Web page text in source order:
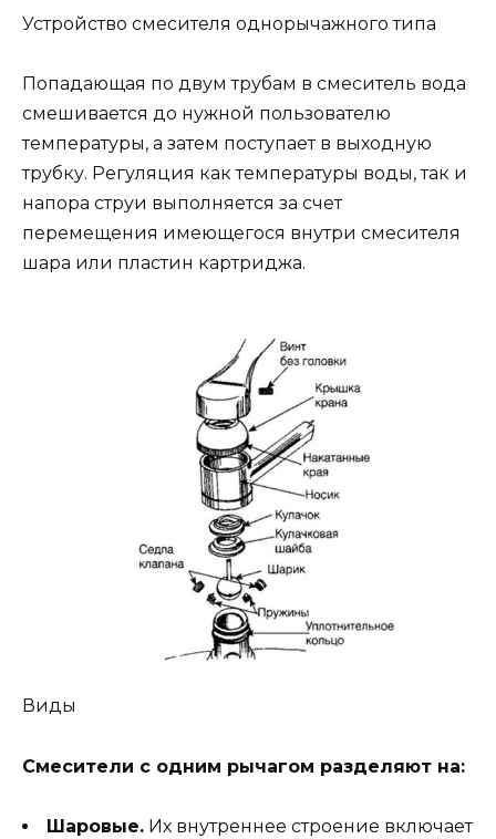
Устройство смесителя однорычажного типа
Попадающая по двум трубам в смеситель вода
смешивается до нужной пользователю
температуры, а затем поступает в выходную
трубку. Регуляция как температуры воды, так и
напора струи выполняется за счет
перемещения имеющегося внутри смесителя
шара или пластин картриджа.
Виды
Смесители с одним рычагом разделяют на:
Шаровые. Их внутреннее строение включает